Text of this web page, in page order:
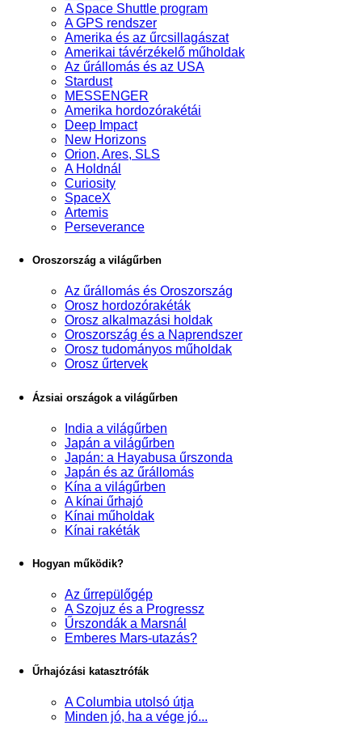
A Space Shuttle program
A GPS rendszer
Amerika és az űrcsillagászat
Amerikai távérzékelő műholdak
Az űrállomás és az USA
Stardust
MESSENGER
Amerika hordozórakétái
Deep Impact
New Horizons
Orion, Ares, SLS
A Holdnál
Curiosity
SpaceX
Artemis
Perseverance
Oroszország a világűrben
Az űrállomás és Oroszország
Orosz hordozórakéták
Orosz alkalmazási holdak
Oroszország és a Naprendszer
Orosz tudományos műholdak
Orosz űrtervek
Ázsiai országok a világűrben
India a világűrben
Japán a világűrben
Japán: a Hayabusa űrszonda
Japán és az űrállomás
Kína a világűrben
A kínai űrhajó
Kínai műholdak
Kínai rakéták
Hogyan működik?
Az űrrepülőgép
A Szojuz és a Progressz
Űrszondák a Marsnál
Emberes Mars-utazás?
Űrhajózási katasztrófák
A Columbia utolsó útja
Minden jó, ha a vége jó...